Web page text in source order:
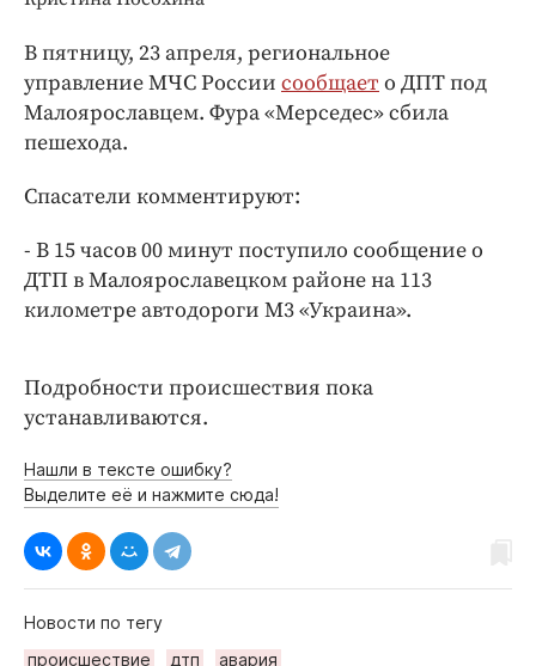
Интересное чтиво
Клиника года
Бренд года
Работодатель года
В пятницу, 23 апреля, региональное
управление МЧС России сообщает о ДПТ под
Малоярославцем. Фура «Мерседес» сбила
пешехода.
Спасатели комментируют:
- В 15 часов 00 минут поступило сообщение о
ДТП в Малоярославецком районе на 113
километре автодороги М3 «Украина».
Подробности происшествия пока
устанавливаются.
Нашли в тексте ошибку?
Выделите её и нажмите сюда!
Новости по тегу
происшествие
дтп авария